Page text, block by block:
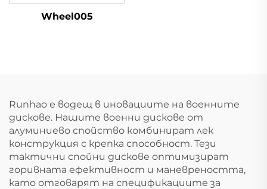
Wheel005
Runhao е водещ в иновациите на военните
дискове. Нашите военни дискове от
алуминиево спойство комбинират лек
конструкция с крепка способност. Тези
тактични спойни дискове оптимизират
горивната ефективност и маневреността,
като отговарят на спецификациите за